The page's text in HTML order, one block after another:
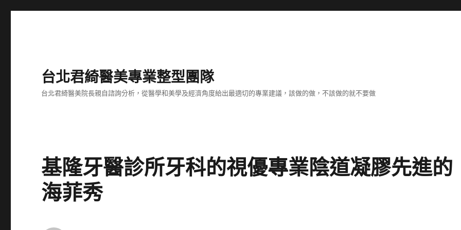
台北君綺醫美專業整型團隊
台北君綺醫美院長親自諮詢分析，從醫學和美學及經濟角度給出最適切的專業建議，該做的做，不該做的就不要做
基隆牙醫診所牙科的視優專業陰道凝膠先進的
海菲秀